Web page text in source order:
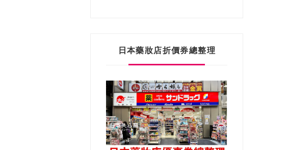
日本藥妝店折價券總整理